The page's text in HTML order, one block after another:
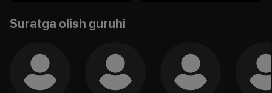
Suratga olish guruhi